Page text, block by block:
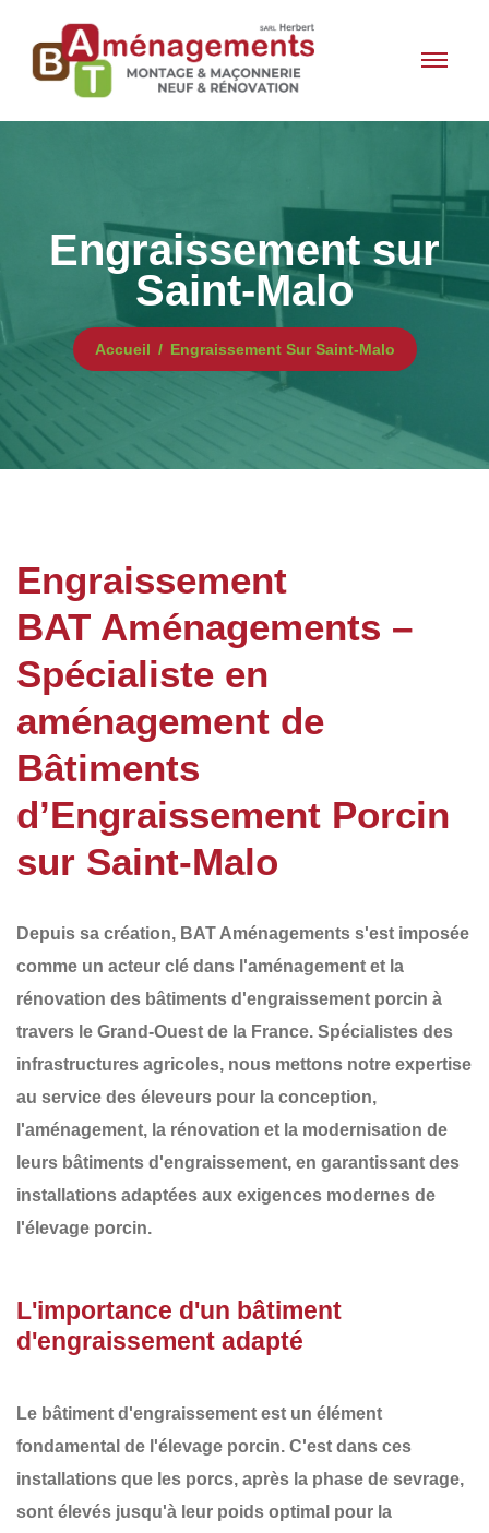
Engraissement sur
Saint-Malo
Accueil Engraissement Sur Saint-Malo
Engraissement
BAT Aménagements –
Spécialiste en
aménagement de
Bâtiments
d’Engraissement Porcin
sur Saint-Malo
Depuis sa création, BAT Aménagements s'est imposée
comme un acteur clé dans l'aménagement et la
rénovation des bâtiments d'engraissement porcin à
travers le Grand-Ouest de la France. Spécialistes des
infrastructures agricoles, nous mettons notre expertise
au service des éleveurs pour la conception,
l'aménagement, la rénovation et la modernisation de
leurs bâtiments d'engraissement, en garantissant des
installations adaptées aux exigences modernes de
l'élevage porcin.
L'importance d'un bâtiment
d'engraissement adapté
Le bâtiment d'engraissement est un élément
fondamental de l'élevage porcin. C'est dans ces
installations que les porcs, après la phase de sevrage,
sont élevés jusqu'à leur poids optimal pour la